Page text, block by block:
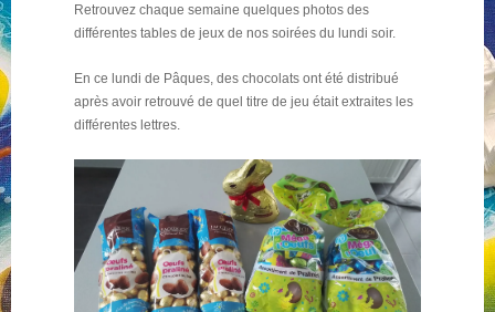
NOUS CONTACTER !
Retrouvez chaque semaine quelques photos des
différentes tables de jeux de nos soirées du lundi soir.
En ce lundi de Pâques, des chocolats ont été distribué
après avoir retrouvé de quel titre de jeu était extraites les
différentes lettres.